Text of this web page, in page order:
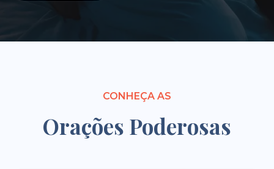
CONHEÇA AS
Orações Poderosas